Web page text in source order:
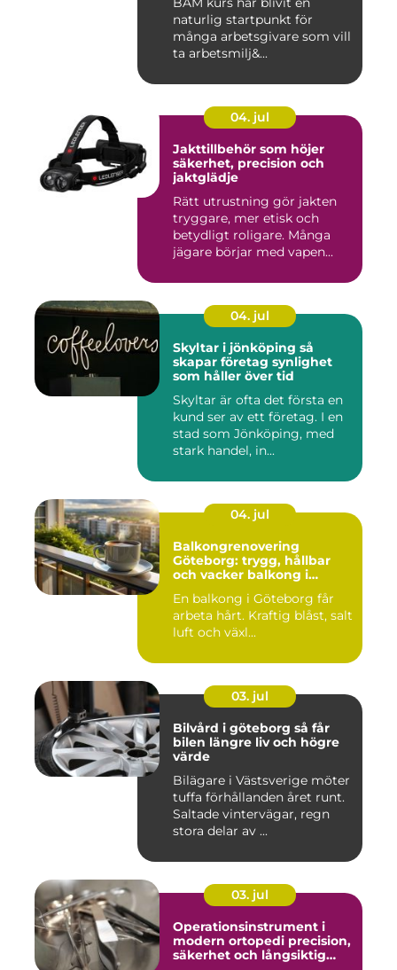
naturlig startpunkt för
många arbetsgivare som vill
ta arbetsmilj&...
04. jul
Jakttillbehör som höjer
säkerhet, precision och
jaktglädje
Rätt utrustning gör jakten
tryggare, mer etisk och
betydligt roligare. Många
jägare börjar med vapen...
04. jul
Skyltar i jönköping så
skapar företag synlighet
som håller över tid
Skyltar är ofta det första en
kund ser av ett företag. I en
stad som Jönköping, med
stark handel, in...
04. jul
Balkongrenovering
Göteborg: trygg, hållbar
och vacker balkong i
En balkong i Göteborg får
arbeta hårt. Kraftig blåst, salt
luft och växl...
03. jul
Bilvård i göteborg så får
bilen längre liv och högre
värde
Bilägare i Västsverige möter
tuffa förhållanden året runt.
Saltade vintervägar, regn
stora delar av ...
03. jul
Operationsinstrument i
modern ortopedi precision,
säkerhet och långsiktig